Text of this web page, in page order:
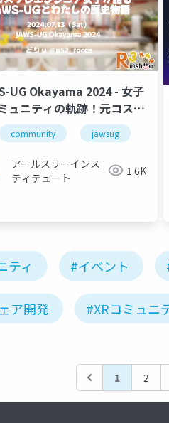
UG Okayama 2024 - 女子
ュニティの軌跡！元コスプ
ジニア女子が語るJAWS-
たしの歴史物語
community jawsug
アールスリーインス
ティテュート
1.6K
ティ #イベント
ア開発 #XRコミュニ
1 2